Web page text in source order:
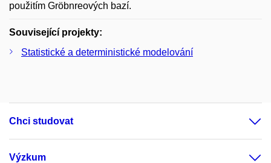
použitím Gröbnreových bazí.
Související projekty:
Statistické a deterministické modelování
Chci studovat
Výzkum